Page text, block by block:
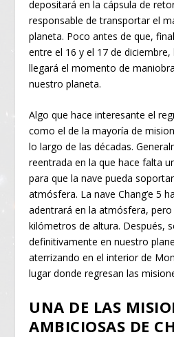
depositará en la cápsula de
responsable de transportar el
planeta. Poco antes de que,
entre el 16 y el 17 de diciembre,
llegará el momento de
nuestro planeta.
Algo que hace interesante el
como el de la mayoría de
lo largo de las décadas.
reentrada en la que hace falta
para que la nave pueda
atmósfera. La nave Chang’e 5
adentrará en la atmósfera,
kilómetros de altura. Después,
definitivamente en nuestro
aterrizando en el interior de
lugar donde regresan las
UNA DE LAS
AMBICIOSAS DE